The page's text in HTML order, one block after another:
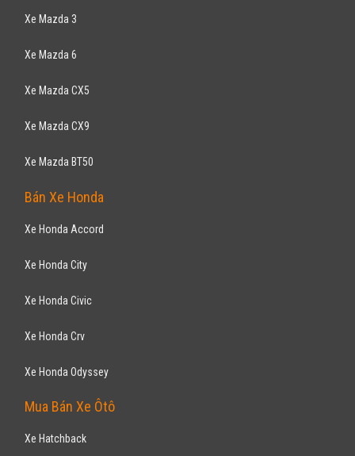
Xe Mazda 3
Xe Mazda 6
Xe Mazda CX5
Xe Mazda CX9
Xe Mazda BT50
Bán Xe Honda
Xe Honda Accord
Xe Honda City
Xe Honda Civic
Xe Honda Crv
Xe Honda Odyssey
Mua Bán Xe Ôtô
Xe Hatchback